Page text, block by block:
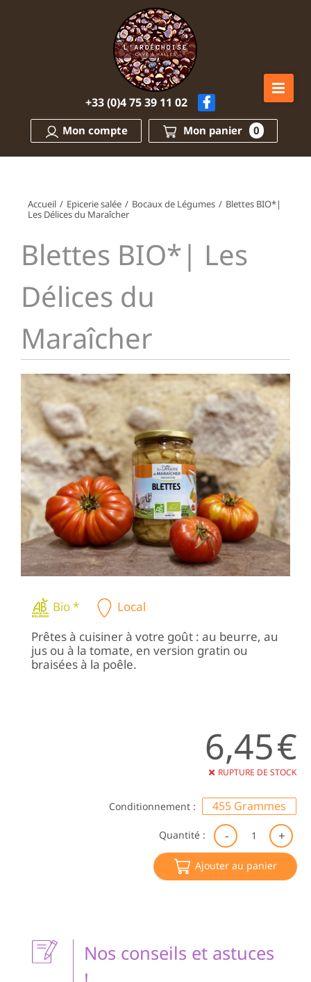
+33 (0)4 75 39 11 02
Mon compte Mon panier 0
Accueil / Epicerie salée / Bocaux de Légumes / Blettes BIO*|
Les Délices du Maraîcher
Blettes BIO*| Les
Délices du
Maraîcher
Bio *
Local
Prêtes à cuisiner à votre goût : au beurre, au
jus ou à la tomate, en version gratin ou
braisées à la poêle.
6,45€
RUPTURE DE STOCK
Conditionnement : 455 Grammes
Quantité :
Ajouter au panier
Nos conseils et astuces